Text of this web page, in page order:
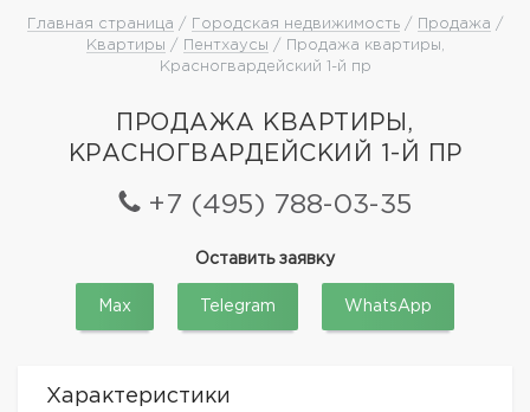
Главная страница / Городская недвижимость/ Продажа /
Квартиры / Пентхаусы / Продажа квартиры,
Красногвардейский 1-й пр
ПРОДАЖА КВАРТИРЫ,
КРАСНОГВАРДЕЙСКИЙ 1-Й ПР
+7 (495) 788-03-35
Оставить заявку
Max Telegram WhatsApp
Характеристики